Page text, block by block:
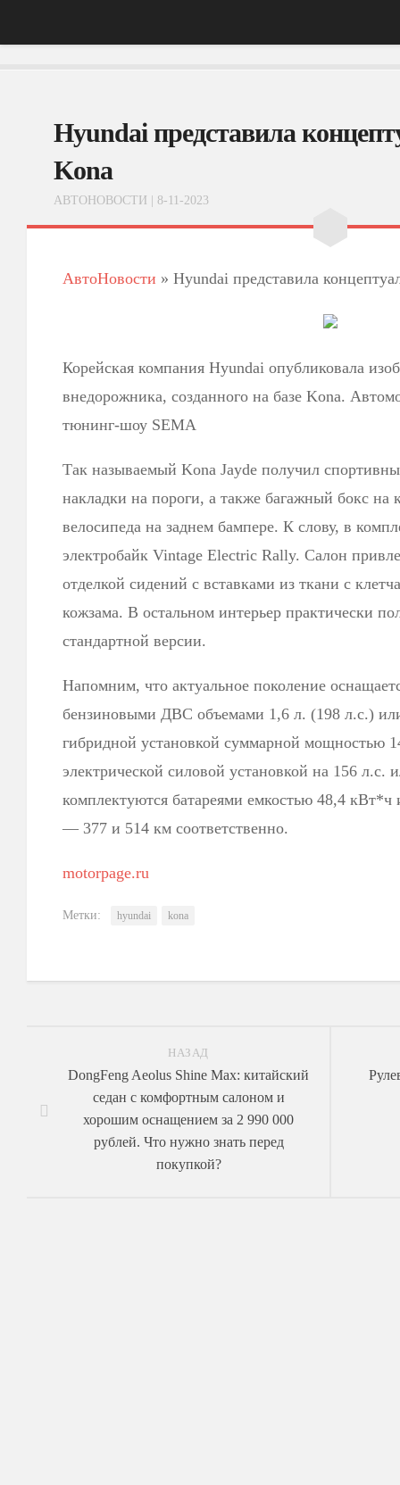
АвтоНовости
Тест-Драйв
ФотоОбзоры
ВидеоОбзоры
Hyundai представила
Kona
АВТОНОВОСТИ | 8-11-2023
АвтоНовости » Hyundai представила
Корейская компания Hyundai опубликовала
внедорожника, созданного на базе Kona.
тюнинг-шоу SEMA
Так называемый Kona Jayde получил
накладки на пороги, а также багажный бокс на
велосипеда на заднем бампере. К слову, в
электробайк Vintage Electric Rally. Салон
отделкой сидений с вставками из ткани с
кожзама. В остальном интерьер практически
стандартной версии.
Напомним, что актуальное поколение
бензиновыми ДВС объемами 1,6 л. (198 л.с.)
гибридной установкой суммарной мощностью
электрической силовой установкой на 156 л.с.
комплектуются батареями емкостью 48,4 кВт*ч
— 377 и 514 км соответственно.
motorpage.ru
Метки: hyundai kona
НАЗАД
DongFeng Aeolus Shine Max: китайский
седан с комфортным салоном и
хорошим оснащением за 2 990 000
рублей. Что нужно знать перед
покупкой?